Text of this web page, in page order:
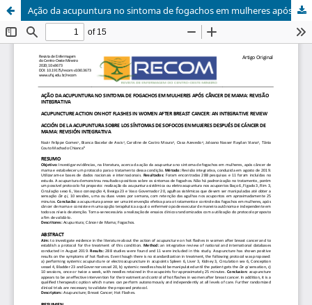
Ação da acupuntura no sintoma de fogachos em mulheres após câncer de mama: revisão integrativa